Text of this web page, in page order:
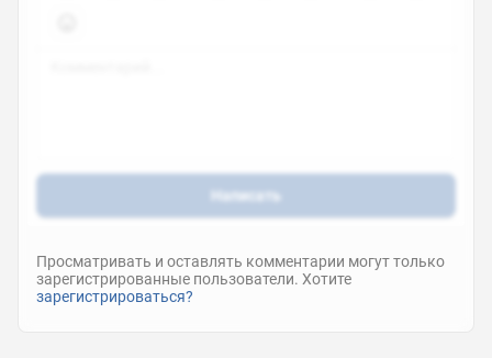
Написать
Просматривать и оставлять комментарии могут только
зарегистрированные пользователи. Хотите
зарегистрироваться?